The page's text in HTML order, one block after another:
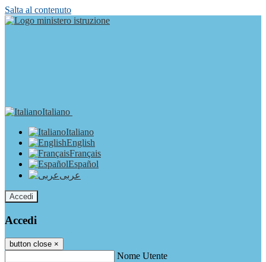
Salta al contenuto
Italiano
Italiano
English
Français
Español
عربى
Accedi
Accedi
button close ×
Nome Utente